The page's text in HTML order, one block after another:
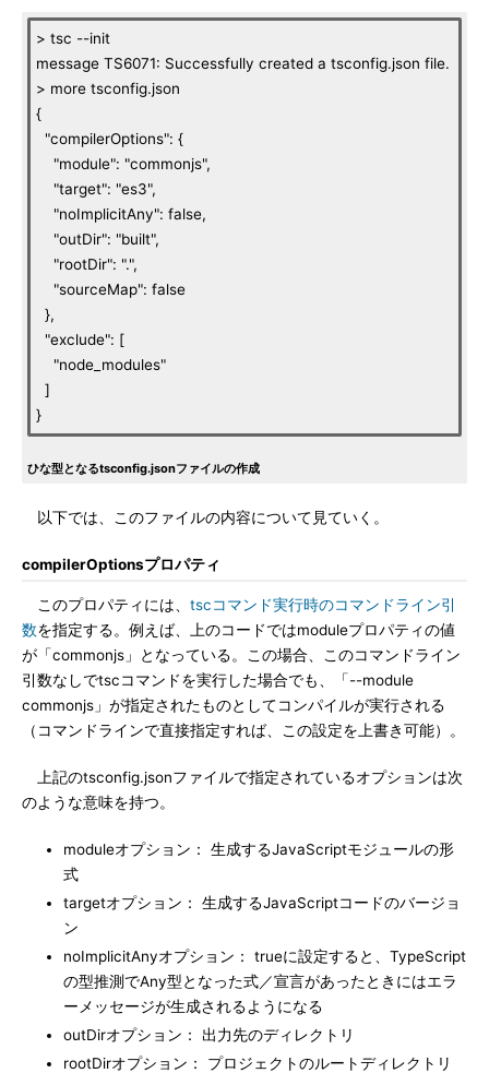
> tsc --init
message TS6071: Successfully created a tsconfig.json file.
> more tsconfig.json
{
"compilerOptions": {
"module": "commonjs",
"target": "es3",
"noImplicitAny": false,
"outDir": "built",
"rootDir": ".",
"sourceMap": false
},
"exclude": [
"node_modules"
]
}
ひな型となるtsconfig.jsonファイルの作成
以下では、このファイルの内容について見ていく。
compilerOptionsプロパティ
このプロパティには、 tscコマンド実行時のコマンドライン引
数を指定する。例えば、上のコードではmoduleプロパティの値
が「commonjs」となっている。この場合、このコマンドライン
引数なしでtscコマンドを実行した場合でも、「--module
commonjs」が指定されたものとしてコンパイルが実行される
（コマンドラインで直接指定すれば、この設定を上書き可能）。
上記のtsconfig.jsonファイルで指定されているオプションは次
のような意味を持つ。
moduleオプション： 生成するJavaScriptモジュールの形
式
targetオプション： 生成するJavaScriptコードのバージョ
ン
noImplicitAnyオプション： trueに設定すると、TypeScript
の型推測でAny型となった式／宣言があったときにはエラ
ーメッセージが生成されるようになる
outDirオプション： 出力先のディレクトリ
rootDirオプション： プロジェクトのルートディレクトリ